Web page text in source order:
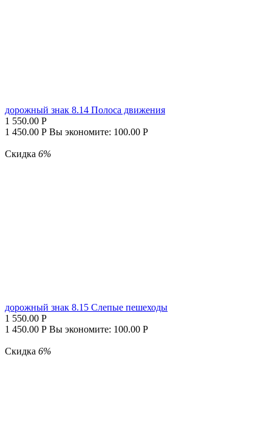
дорожный знак 8.14 Полоса движения
1 550.00 Р
1 450.00 Р Вы экономите: 100.00 Р
Скидка 6%
дорожный знак 8.15 Слепые пешеходы
1 550.00 Р
1 450.00 Р Вы экономите: 100.00 Р
Скидка 6%